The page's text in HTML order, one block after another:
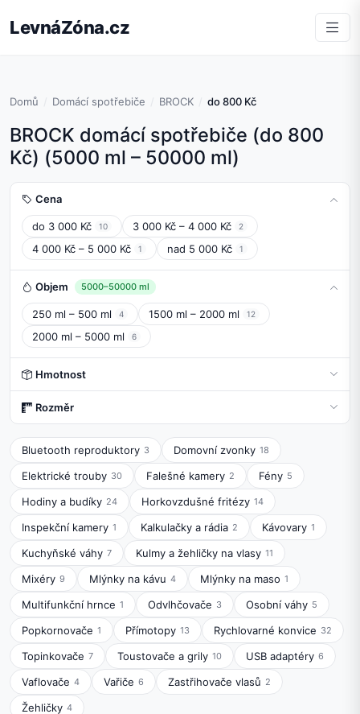
LevnáZóna.cz
Domů Domácí spotřebiče BROCK do 800 Kč
BROCK domácí spotřebiče (do 800
Kč) (5000 ml – 50000 ml)
Cena
do 3 000 Kč 10 3 000 Kč – 4 000 Kč 2
4 000 Kč – 5 000 Kč 1 nad 5 000 Kč 1
Objem 5000–50000 ml
250 ml – 500 ml 4 1500 ml – 2000 ml 12
2000 ml – 5000 ml 6
Hmotnost
Rozměr
Bluetooth reproduktory 3 Domovní zvonky 18
Elektrické trouby 30 Falešné kamery 2 Fény 5
Hodiny a budíky 24 Horkovzdušné fritézy 14
Inspekční kamery 1 Kalkulačky a rádia 2 Kávovary 1
Kuchyňské váhy 7 Kulmy a žehličky na vlasy 11
Mixéry 9 Mlýnky na kávu 4 Mlýnky na maso 1
Multifunkční hrnce 1 Odvlhčovače 3 Osobní váhy 5
Popkornovače 1 Přímotopy 13 Rychlovarné konvice 32
Topinkovače 7 Toustovače a grily 10 USB adaptéry 6
Vaflovače 4 Vařiče 6 Zastřihovače vlasů 2
Žehličky 4